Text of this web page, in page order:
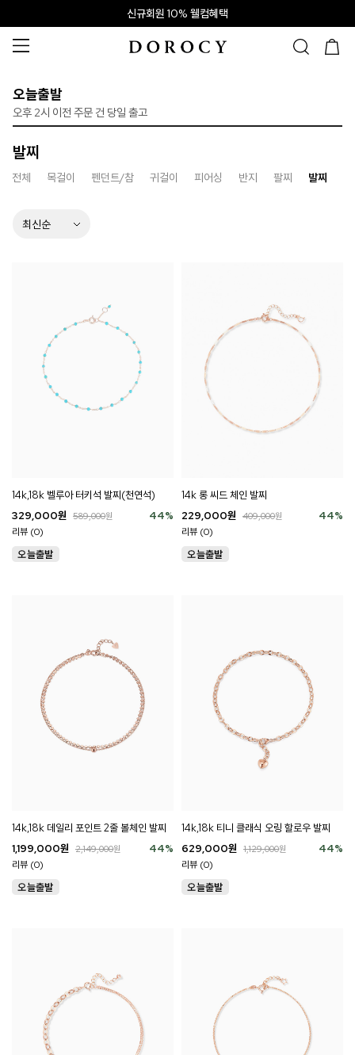
신규회원 10% 웰컴혜택
오늘출발
오후 2시 이전 주문 건 당일 출고
발찌
전체 목걸이 펜던트/참 귀걸이 피어싱 반지 팔찌 발찌
14k,18k 벨루아 터키석 발찌(천연석)
44%
329,000원 589,000원
리뷰 (0)
14k 롱 씨드 체인 발찌
44%
229,000원 409,000원
리뷰 (0)
14k,18k 데일리 포인트 2줄 볼체인 발찌
44%
1,199,000원 2,149,000원
리뷰 (0)
14k,18k 티니 클래식 오링 할로우 발찌
44%
629,000원 1,129,000원
리뷰 (0)